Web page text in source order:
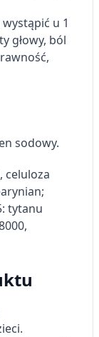
u 1
głowy, ból
sodowy.
celuloza
tytanu